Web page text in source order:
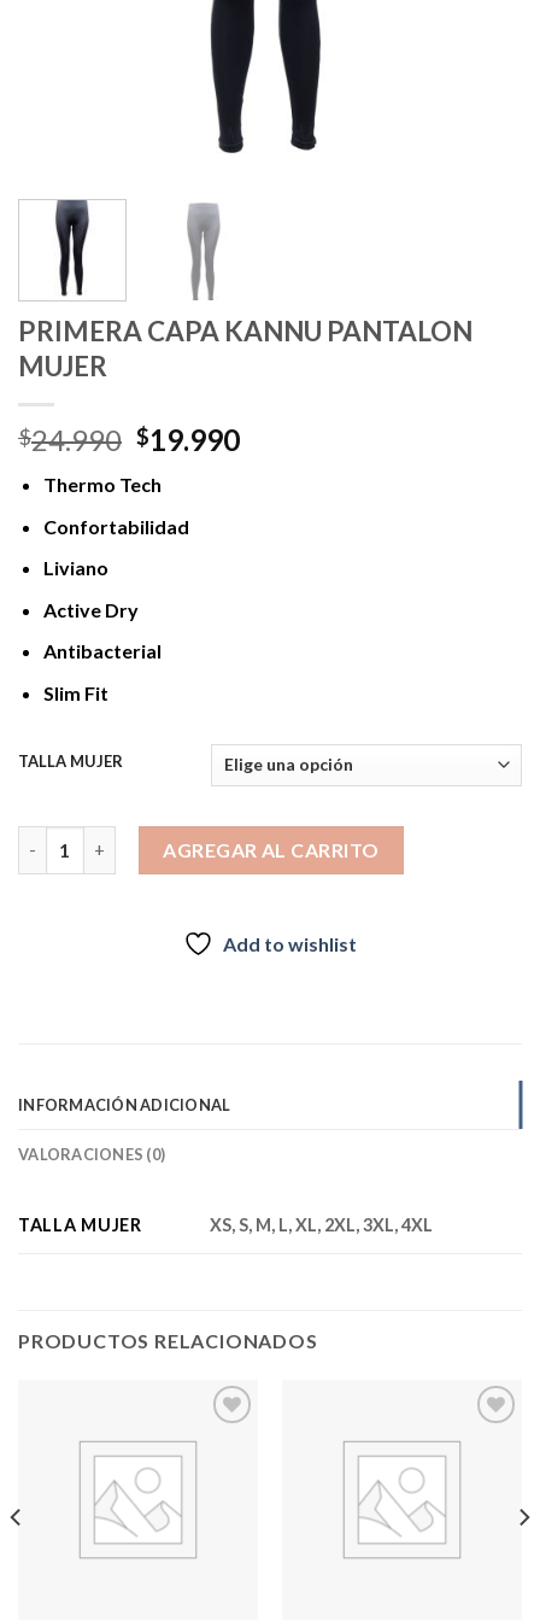
PRIMERA CAPA KANNU PANTALON
MUJER
$24.990 El
original
era:
$19.990El
Thermo Tech
Confortabilidad
Liviano
Active Dry
Antibacterial
Slim Fit
TALLA MUJER
AGREGAR AL CARRITO
Add to wishlist
INFORMACIÓN ADICIONAL
VALORACIONES (0)
TALLA MUJER XS, S, M, L, XL, 2XL, 3XL, 4XL
PRODUCTOS RELACIONADOS